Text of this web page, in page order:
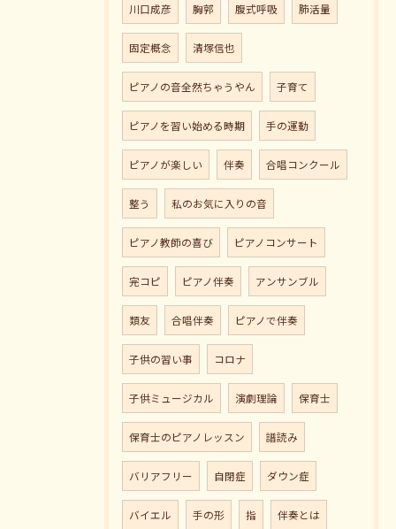
川口成彦 胸郭 腹式呼吸 肺活量
固定概念 清塚信也
ピアノの音全然ちゃうやん 子育て
ピアノを習い始める時期 手の運動
ピアノが楽しい 伴奏 合唱コンクール
整う 私のお気に入りの音
ピアノ教師の喜び ピアノコンサート
完コピ ピアノ伴奏 アンサンブル
類友 合唱伴奏 ピアノで伴奏
子供の習い事 コロナ
子供ミュージカル 演劇理論 保育士
保育士のピアノレッスン 譜読み
バリアフリー 自閉症 ダウン症
バイエル 手の形 指 伴奏とは